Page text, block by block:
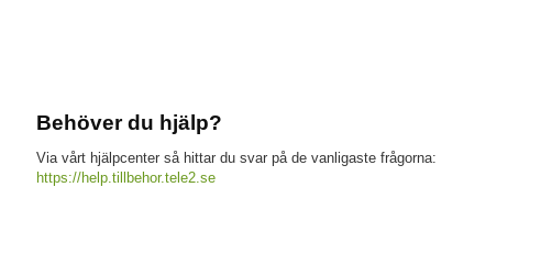
Behöver du hjälp?
Via vårt hjälpcenter så hittar du svar på de vanligaste frågorna:
https://help.tillbehor.tele2.se